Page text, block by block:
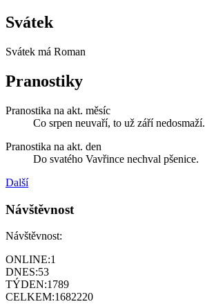
Svátek
Svátek má Roman
Pranostiky
Pranostika na akt. měsíc
Co srpen neuvaří, to už září nedosmaží.
Pranostika na akt. den
Do svatého Vavřince nechval pšenice.
Další
Návštěvnost
Návštěvnost:
ONLINE:1
DNES:53
TÝDEN:1789
CELKEM:1682220